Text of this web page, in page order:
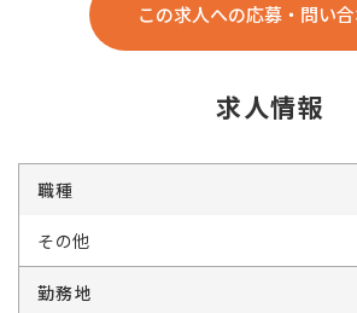
この求人への応募・問い
求人情報
職種
その他
勤務地